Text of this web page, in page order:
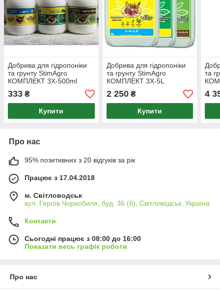
Добрива для гідропоніки
та грунту StimAgro
КОМПЛЕКТ 3X-500ml
333 ₴
Купити
Добрива для гідропоніки
та грунту StimAgro
КОМПЛЕКТ 3X-5L
2 250₴
Купити
та
4
Про нас
95% позитивних з 20 відгуків за рік
Працює з 17.04.2018
м. Світловодськ
вул. Героїв Чорнобиля, буд. 36 (б), Світловодськ, Україна
Контакти
Сьогодні працює з 08:00 до 16:00
Показати весь графік роботи
Про нас